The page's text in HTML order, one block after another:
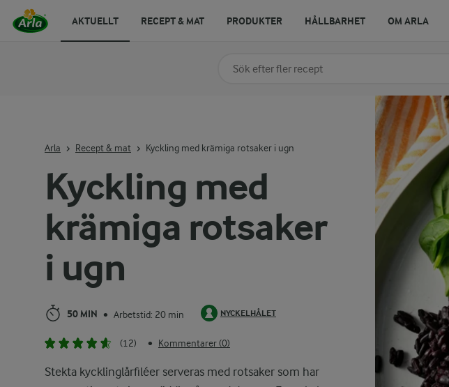
Kyckling med
krämiga rotsaker
i ugn
50 MIN • Arbetstid: 20 min NYCKELHÅLET
(12) • Kommentarer (0)
Stekta kycklinglårfiléer serveras med rotsaker som har
Arla Recept & mat Kyckling med krämiga rotsaker i ugn
Sök på kategori eller ingrediens
AKTUELLT RECEPT & MAT PRODUKTER HÅLLBARHET OM ARLA